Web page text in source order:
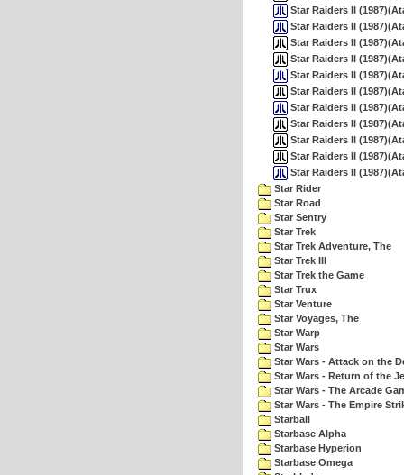
Star Raiders II
Star Raiders II
Star Raiders II
Star Raiders II
Star Raiders II
Star Raiders II
Star Raiders II
Star Raiders II
Star Raiders II
Star Raiders II
Star Raiders II
Star Rider
Star Road
Star Sentry
Star Trek
Star Trek Adventure, The
Star Trek III
Star Trek the Game
Star Trux
Star Venture
Star Voyages, The
Star Warp
Star Wars
Star Wars - Attack on the
Star Wars - Return of the
Star Wars - The Arcade
Star Wars - The Empire
Starball
Starbase Alpha
Starbase Hyperion
Starbase Omega